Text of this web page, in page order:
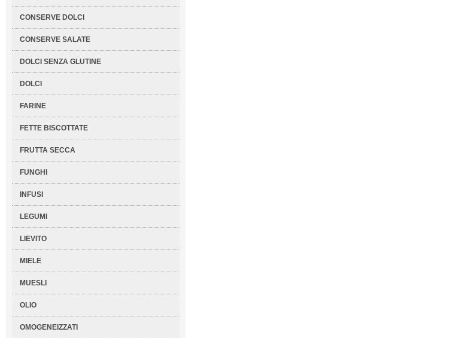
CONSERVE DOLCI
CONSERVE SALATE
DOLCI SENZA GLUTINE
DOLCI
FARINE
FETTE BISCOTTATE
FRUTTA SECCA
FUNGHI
INFUSI
LEGUMI
LIEVITO
MIELE
MUESLI
OLIO
OMOGENEIZZATI